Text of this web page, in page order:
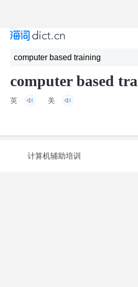
computer based
英 美
计算机辅助培训